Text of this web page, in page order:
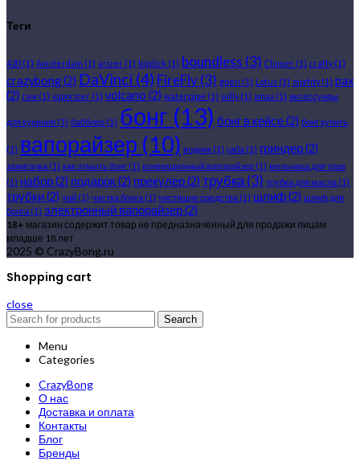
Теги
420 (1) Amsterdam (1) arizer (1) bigdick (1) boundless (3) Clipper (1) crafty(1)
crazybong(2) DaVinci (4) FireFly(3) gpen (1) Lotus (1) mighty(1) pax
(2) raw (1) vaporizer (1) volcano (2) waterpipe (1) willy(1) xmax (1) аксессуары
для курения (1) бабблер (1) бонг (13) бонг в кейсе(2) бонг купить
(1) вапорайзер (10) водник (1) габа (1) гриндер(2)
зажигалка (1) как отмыть бонг (1) конвекционный вапорайзер (1) мельница для трав
(1) набор(2) подарок(2) прекулер(2) трубка(3) трубка для масла (1)
трубки(2) чай (1) чистка бонга (1) чистящие средства (1) шлиф(2) шлиф для
бонга (1) электронный вапорайзер(2)
18+ магазин содержит товар не предназначенный для продажи лицам
младше 18 лет
2025 © CrazyBong.ru
Shopping cart
close
Search
Menu
Categories
CrazyBong
О нас
Доставка и оплата
Контакты
Блог
Бренды